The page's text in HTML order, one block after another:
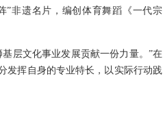
”非遗名片，编创体育舞蹈《一代宗
层文化事业发展贡献一份力量。”在
发挥自身的专业特长，以实际行动践